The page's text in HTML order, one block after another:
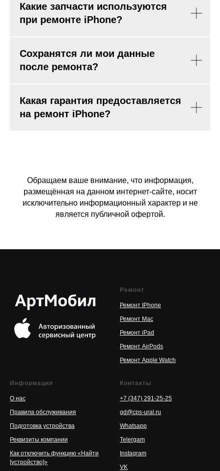
Какие запчасти используются
при ремонте iPhone?
Сохранятся ли мои данные
после ремонта?
Какая гарантия предоставляется
на ремонт iPhone?
Обращаем ваше внимание, что информация,
размещённая на данном интернет-сайте, носит
исключительно информационный характер и не
является публичной офертой.
Ремонт
Ремонт IPhone
Ремонт Mac
Ремонт iPad
Ремонт AirPods
Ремонт Apple Watch
Информация
О нас
Правила обслуживания
Подготовка устройства
Реквизиты компании
Как отключить функцию «Найти
[устройство]»
Контакты
+7 (347) 291-25-25
gd@cps-ural.ru
Whatsapp
Telergam
Instagram
VK